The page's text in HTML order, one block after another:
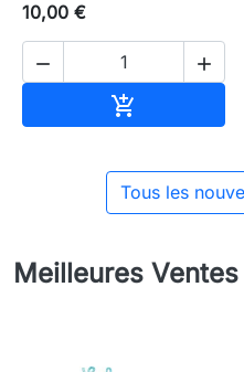
10,00 €
 

Tous les
Meilleures Ventes